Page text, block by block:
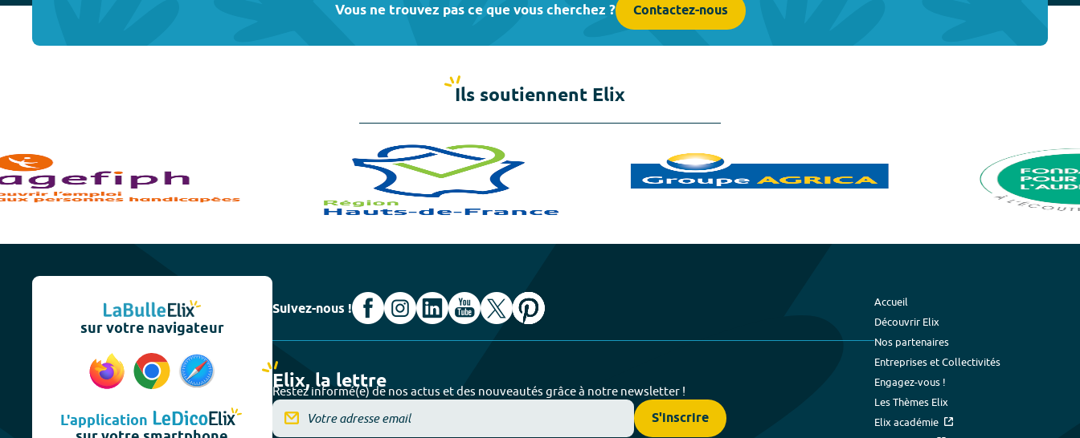
Vous ne trouvez pas ce que vous cherchez ? Contactez-nous
Ils soutiennent Elix
sur votre navigateur
L'application
Suivez-nous !
Elix, la lettre
Restez informé(e) de nos actus et des nouveautés grâce à notre newsletter !
S'inscrire
Accueil
Découvrir Elix
Nos partenaires
Entreprises et Collectivités
Engagez-vous !
Les Thèmes Elix
Elix académie